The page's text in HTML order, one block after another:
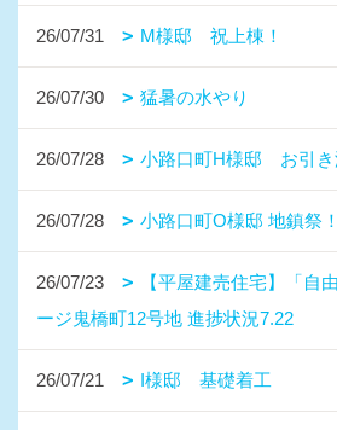
26/07/31 M様邸 祝上棟！
26/07/30 猛暑の水やり
26/07/28 小路口町H様邸 お引き
26/07/28 小路口町O様邸 地鎮祭！
26/07/23
【平屋建売住宅】「自
ージ鬼橋町12号地 進捗状況7.22
26/07/21 I様邸 基礎着工